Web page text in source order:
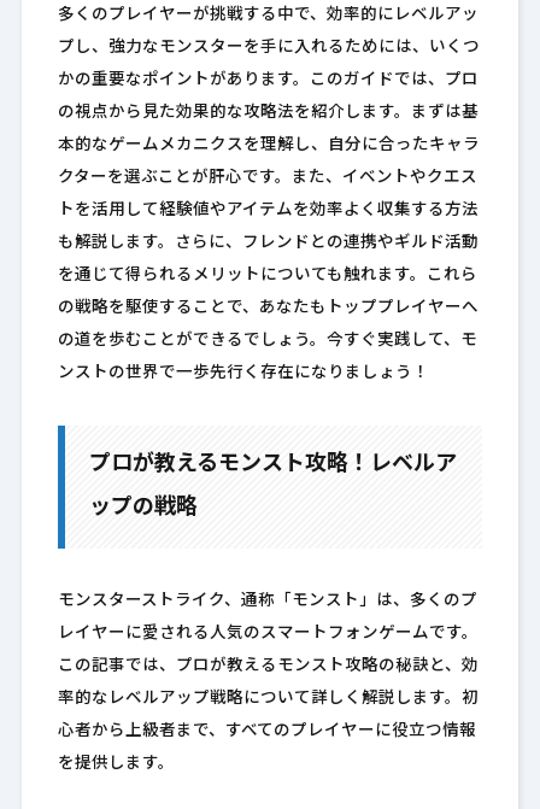
多くのプレイヤーが挑戦する中で、効率的にレベルアッ
プし、強力なモンスターを手に入れるためには、いくつ
かの重要なポイントがあります。このガイドでは、プロ
の視点から見た効果的な攻略法を紹介します。まずは基
本的なゲームメカニクスを理解し、自分に合ったキャラ
クターを選ぶことが肝心です。また、イベントやクエス
トを活用して経験値やアイテムを効率よく収集する方法
も解説します。さらに、フレンドとの連携やギルド活動
を通じて得られるメリットについても触れます。これら
の戦略を駆使することで、あなたもトッププレイヤーへ
の道を歩むことができるでしょう。今すぐ実践して、モ
ンストの世界で一歩先行く存在になりましょう！
プロが教えるモンスト攻略！レベルア
ップの戦略
モンスターストライク、通称「モンスト」は、多くのプ
レイヤーに愛される人気のスマートフォンゲームです。
この記事では、プロが教えるモンスト攻略の秘訣と、効
率的なレベルアップ戦略について詳しく解説します。初
心者から上級者まで、すべてのプレイヤーに役立つ情報
を提供します。